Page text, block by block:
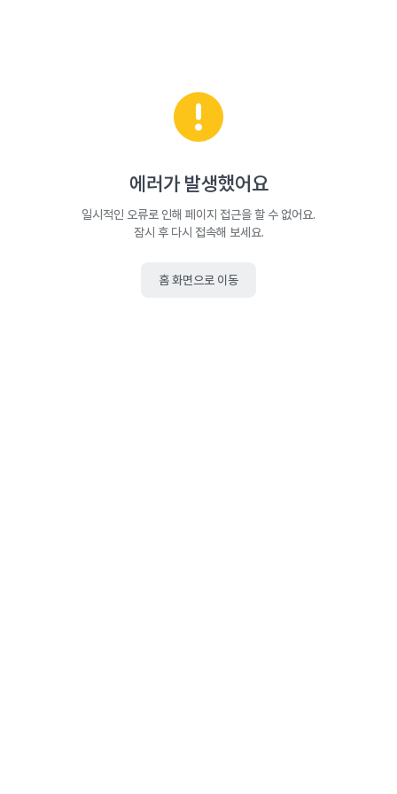
에러가 발생했어요
일시적인 오류로 인해 페이지 접근을 할 수 없어요.
잠시 후 다시 접속해 보세요.
홈 화면으로 이동